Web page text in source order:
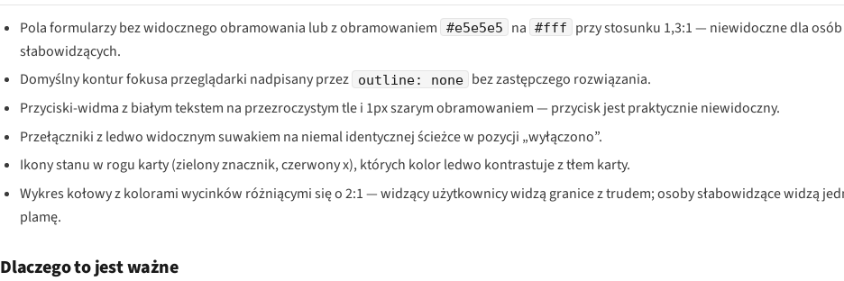
Pola formularzy bez widocznego obramowania lub z obramowaniem #e5e5e5 na #fff
przy stosunku 1,3:1 — niewidoczne dla osób
słabowidzących.
Domyślny kontur fokusa przeglądarki nadpisany przez
outline: none
bez zastępczego rozwiązania.
Przyciski-widma z białym tekstem na przezroczystym tle i 1px szarym obramowaniem — przycisk jest praktycznie niewidoczny.
Przełączniki z ledwo widocznym suwakiem na niemal identycznej ścieżce w pozycji „wyłączono”.
Ikony stanu w rogu karty (zielony znacznik, czerwony x), których kolor ledwo kontrastuje z tłem karty.
Wykres kołowy z kolorami wycinków różniącymi się o 2:1 — widzący użytkownicy widzą granice z trudem; osoby słabowidzące widzą
plamę.
Dlaczego to jest ważne